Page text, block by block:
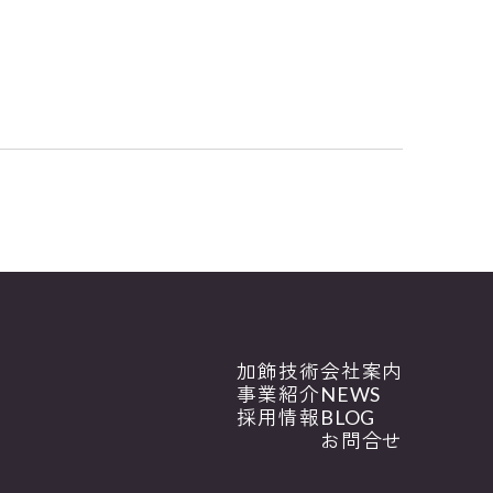
加飾技術
事業紹介
採用情報
会社案内
NEWS
BLOG
お問合せ